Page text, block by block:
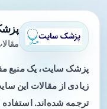
پزشک سایت، یک منبع
زیادی از مقالات این
ترجمه شده‌اند.